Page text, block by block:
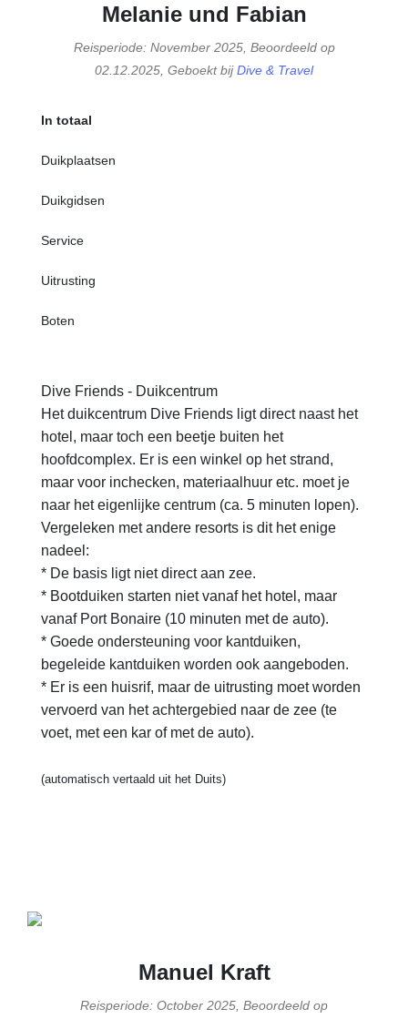
Melanie und Fabian
Reisperiode: November 2025, Beoordeeld op
02.12.2025, Geboekt bijDive & Travel
In totaal
Duikplaatsen
Duikgidsen
Service
Uitrusting
Boten
Dive Friends - Duikcentrum
Het duikcentrum Dive Friends ligt direct naast het
hotel, maar toch een beetje buiten het
hoofdcomplex. Er is een winkel op het strand,
maar voor inchecken, materiaalhuur etc. moet je
naar het eigenlijke centrum (ca. 5 minuten lopen).
Vergeleken met andere resorts is dit het enige
nadeel:
* De basis ligt niet direct aan zee.
* Bootduiken starten niet vanaf het hotel, maar
vanaf Port Bonaire (10 minuten met de auto).
* Goede ondersteuning voor kantduiken,
begeleide kantduiken worden ook aangeboden.
* Er is een huisrif, maar de uitrusting moet worden
vervoerd van het achtergebied naar de zee (te
voet, met een kar of met de auto).
(automatisch vertaald uit het Duits)
Manuel Kraft
Reisperiode: October 2025, Beoordeeld op